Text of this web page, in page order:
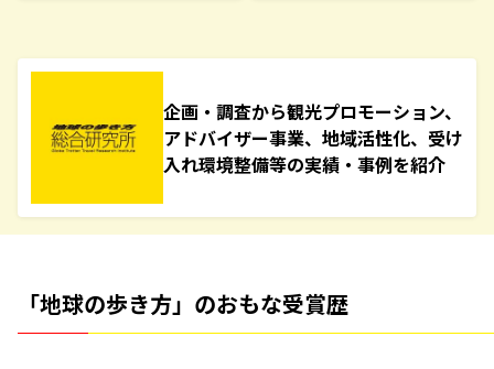
企画・調査から観光プロモーション、
アドバイザー事業、地域活性化、受け
入れ環境整備等の実績・事例を紹介
「地球の歩き方」のおもな受賞歴